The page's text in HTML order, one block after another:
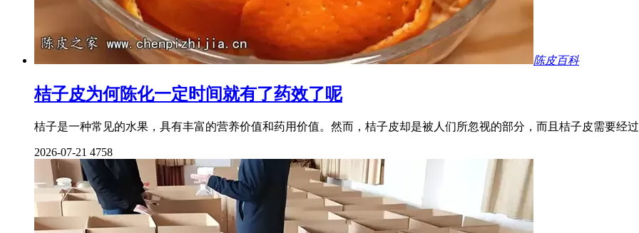
陈皮百科
桔子皮为何陈化一定时间就有了药效了呢
桔子是一种常见的水果，具有丰富的营养价值和药用价值。然而，桔子皮却是被人们所忽视的部分，而且桔子皮需要经
2026-07-21 4758